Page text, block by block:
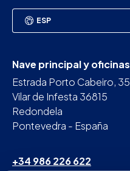
ESP
Nave principal y oficinas
Estrada Porto Cabeiro, 35
Vilar de Infesta 36815
Redondela
Pontevedra - España
+34 986 226 622